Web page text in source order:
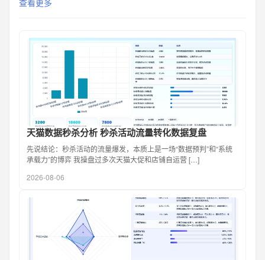
查看更多
天猫数据秒杀分析 秒杀活动流量转化数据复盘
先说结论：秒杀活动的流量爆发，本质上是一场“数据预判”和“系统
承载力”的博弈 我操盘过多次天猫大促和店铺自运营 […]
2026-08-06